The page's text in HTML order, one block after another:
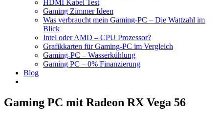
HDMI Kabel Test
Gaming Zimmer Ideen
Was verbraucht mein Gaming-PC – Die Wattzahl im
Blick
Intel oder AMD – CPU Prozessor?
Grafikkarten für Gaming-PC im Vergleich
Gaming-PC – Wasserkühlung
Gaming PC – 0% Finanzierung
Blog
Gaming PC mit Radeon RX Vega 56